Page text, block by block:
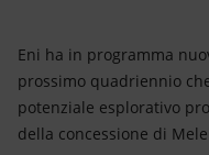
Eni ha in programma
prossimo quadriennio
potenziale esplorativo
della concessione di